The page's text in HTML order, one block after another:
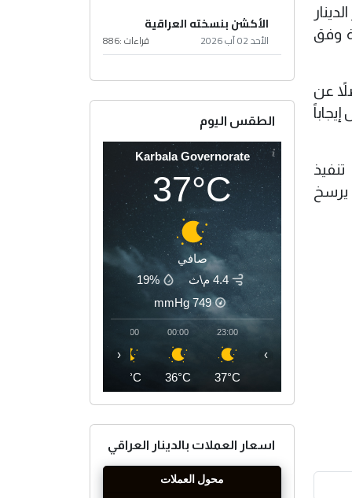
وفق
عن
يرسخ
الأكشن بنسخته العراقية
الأحد 02 آب 2026 قراءات :886
الطقس اليوم
Karbala Governorate
37°C
صافي
4.4 م\ث
19%
749
mmHg
23:00
37°C
00:00
36°C
01:00
35°C
‹ ›
اسعار العملات بالدينار العراقي